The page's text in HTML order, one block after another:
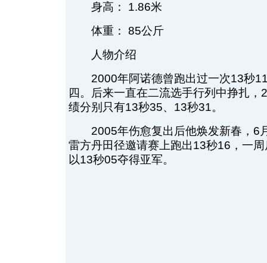
身高： 1.86米
体重： 85公斤
人物介绍
2000年阿诺德曾跑出过一次13秒11
四。后来一直在二流选手行列中挣扎
绩分别只有13秒35、13秒31。
2005年伤愈复出后他焕发新春，6
雷方丹田径邀请赛上跑出13秒16，一
以13秒05夺得亚军。